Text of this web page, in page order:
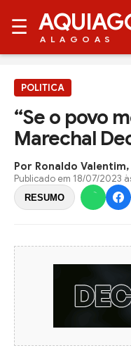
☰ AQUIAG
ALAGOAS
POLITICA
“Se o povo
Marechal
Por Ronaldo
Publicado em 18/07/2023
RESUMO